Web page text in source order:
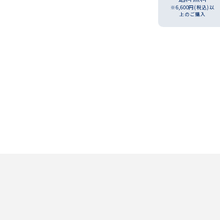
※6,600円(税込)以
上のご購入